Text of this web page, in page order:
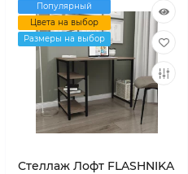
Популярный
Цвета на выбор
Размеры на выбор
Стеллаж Лофт FLASHNIKA